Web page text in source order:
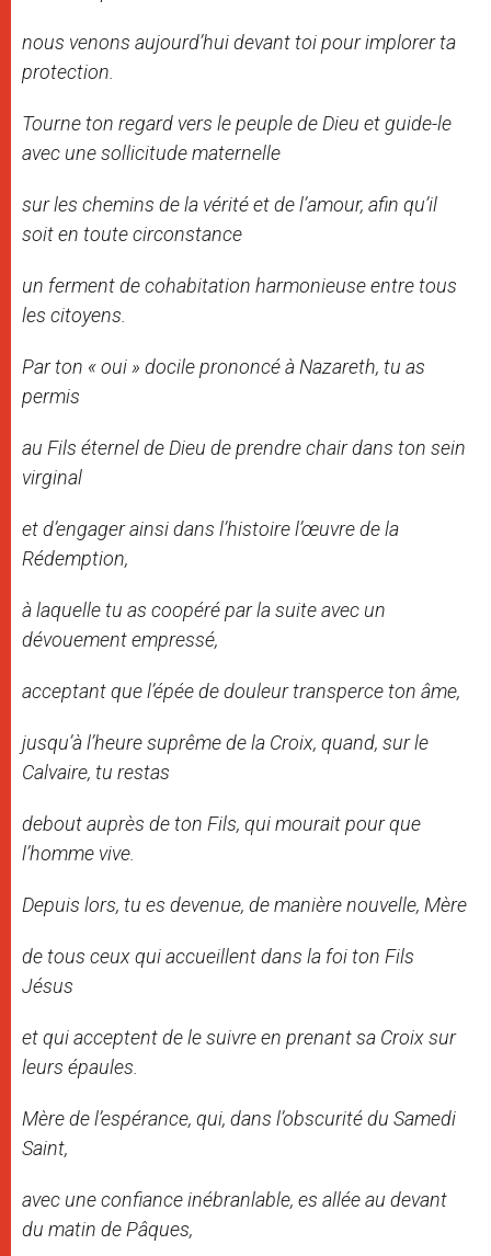
nous venons aujourd’hui devant toi pour implorer ta
protection.
Tourne ton regard vers le peuple de Dieu et guide-le
avec une sollicitude maternelle
sur les chemins de la vérité et de l’amour, afin qu’il
soit en toute circonstance
un ferment de cohabitation harmonieuse entre tous
les citoyens.
Par ton « oui » docile prononcé à Nazareth, tu as
permis
au Fils éternel de Dieu de prendre chair dans ton sein
virginal
et d’engager ainsi dans l’histoire l’œuvre de la
Rédemption,
à laquelle tu as coopéré par la suite avec un
dévouement empressé,
acceptant que l’épée de douleur transperce ton âme,
jusqu’à l’heure suprême de la Croix, quand, sur le
Calvaire, tu restas
debout auprès de ton Fils, qui mourait pour que
l’homme vive.
Depuis lors, tu es devenue, de manière nouvelle, Mère
de tous ceux qui accueillent dans la foi ton Fils
Jésus
et qui acceptent de le suivre en prenant sa Croix sur
leurs épaules.
Mère de l’espérance, qui, dans l’obscurité du Samedi
Saint,
avec une confiance inébranlable, es allée au devant
du matin de Pâques,